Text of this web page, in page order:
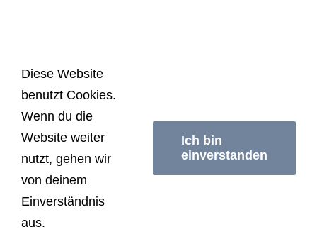
© Copyright2026 | Schwimmerei Berlin | All
Rights Reserved |
Impressum/Datenschutzerklärung|
Diese Website
benutzt Cookies.
Wenn du die
Website weiter
nutzt, gehen wir
von deinem
Einverständnis
aus.
Ich bin
einverstanden